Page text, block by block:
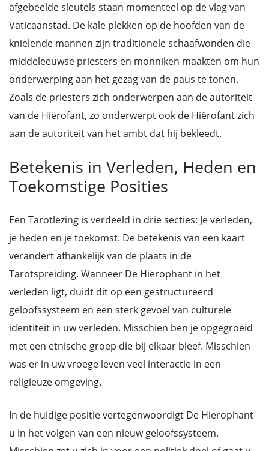
afgebeelde sleutels staan momenteel op de vlag van
Vaticaanstad. De kale plekken op de hoofden van de
knielende mannen zijn traditionele schaafwonden die
middeleeuwse priesters en monniken maakten om hun
onderwerping aan het gezag van de paus te tonen.
Zoals de priesters zich onderwerpen aan de autoriteit
van de Hiërofant, zo onderwerpt ook de Hiërofant zich
aan de autoriteit van het ambt dat hij bekleedt.
Betekenis in Verleden, Heden en
Toekomstige Posities
Een Tarotlezing is verdeeld in drie secties: Je verleden,
je heden en je toekomst. De betekenis van een kaart
verandert afhankelijk van de plaats in de
Tarotspreiding. Wanneer De Hierophant in het
verleden ligt, duidt dit op een gestructureerd
geloofssysteem en een sterk gevoel van culturele
identiteit in uw verleden. Misschien ben je opgegroeid
met een etnische groep die bij elkaar bleef. Misschien
was er in uw vroege leven veel interactie in een
religieuze omgeving.
In de huidige positie vertegenwoordigt De Hierophant
u in het volgen van een nieuw geloofssysteem.